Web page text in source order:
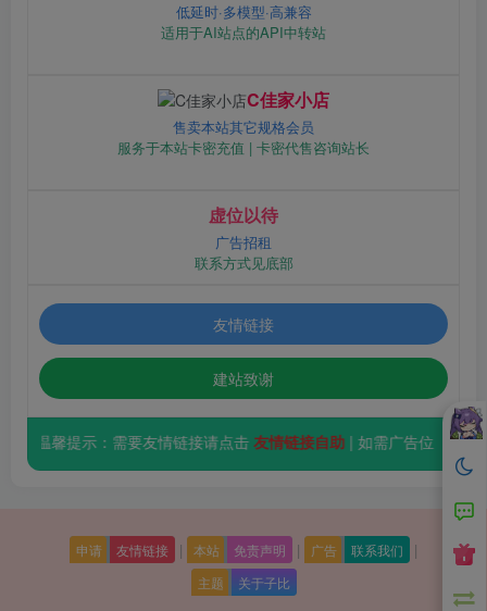
低延时·多模型·高兼容
适用于AI站点的API中转站
C佳家小店
售卖本站其它规格会员
服务于本站卡密充值 | 卡密代售咨询站长
虚位以待
广告招租
联系方式见底部
友情链接
建站致谢
温馨提示：需要友情链接请点击友情链接自助| 如需广告位（10元/月
申请 友情链接 | 本站 免责声明 | 广告 联系我们 |
主题 关于子比